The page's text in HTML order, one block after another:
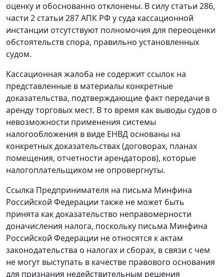
оценку и обоснованно отклонены. В силу статьи 286,
части 2 статьи 287АПК РФ у суда кассационной
инстанции отсутствуют полномочия для переоценки
обстоятельств спора, правильно установленных
судом.
Кассационная жалоба не содержит ссылок на
представленные в материалы конкретные
доказательства, подтверждающие факт передачи в
аренду торговых мест. В то время как выводы судов о
невозможности применения системы
налогообложения в виде ЕНВД основаны на
конкретных доказательствах (договорах, планах
помещения, отчетности арендаторов), которые
налогоплательщиком не опровергнуты.
Ссылка Предпринимателя на письма Минфина
Российской Федерации также не может быть
принята как доказательство неправомерности
доначисления налога, поскольку письма Минфина
Российской Федерации не относятся к актам
законодательства о налогах и сборах, в связи с чем
не могут выступать в качестве правового основания
для признания недействительным решения